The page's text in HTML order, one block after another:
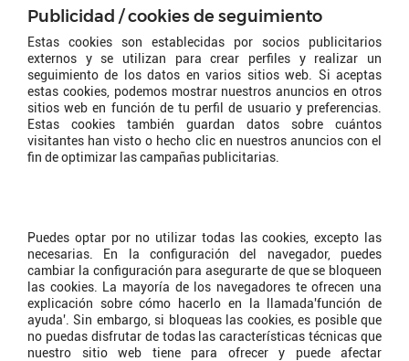
Publicidad / cookies de seguimiento
Estas cookies son establecidas por socios publicitarios
externos y se utilizan para crear perfiles y realizar un
seguimiento de los datos en varios sitios web. Si aceptas
estas cookies, podemos mostrar nuestros anuncios en otros
sitios web en función de tu perfil de usuario y preferencias.
Estas cookies también guardan datos sobre cuántos
visitantes han visto o hecho clic en nuestros anuncios con el
fin de optimizar las campañas publicitarias.
Puedes optar por no utilizar todas las cookies, excepto las
necesarias. En la configuración del navegador, puedes
cambiar la configuración para asegurarte de que se bloqueen
las cookies. La mayoría de los navegadores te ofrecen una
explicación sobre cómo hacerlo en la llamada'función de
ayuda'. Sin embargo, si bloqueas las cookies, es posible que
no puedas disfrutar de todas las características técnicas que
nuestro sitio web tiene para ofrecer y puede afectar